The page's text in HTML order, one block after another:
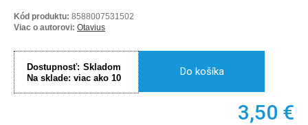
Kód produktu: 8588007531502
Viac o autorovi: Otavius
Dostupnosť: Skladom
Na sklade: viac ako 10
Do košíka
3,50 €